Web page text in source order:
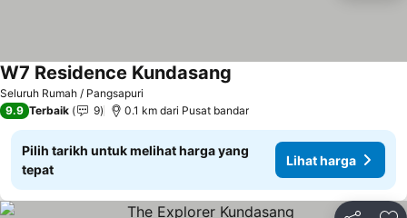
Seluruh Rumah / Pangsapuri
W7 Residence Kundasang
9.9 Terbaik 9 0.1 km dari Pusat bandar
Pilih tarikh untuk melihat harga yang
tepat
Lihat harga